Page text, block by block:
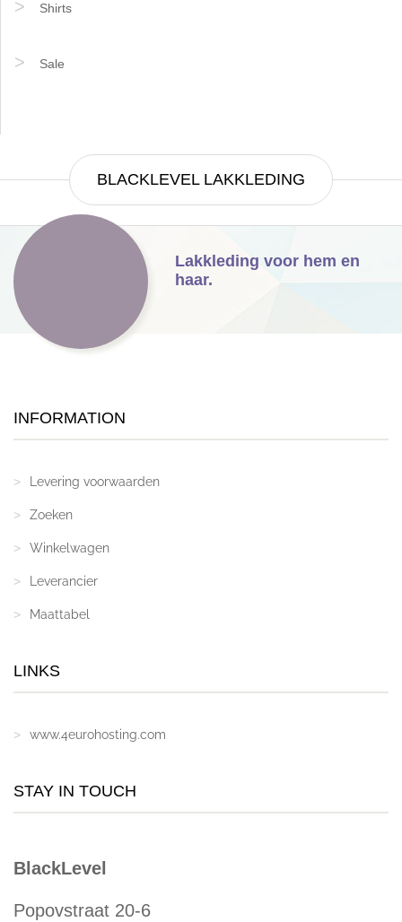
Shirts
Sale
BLACKLEVEL LAKKLEDING
Lakkleding voor hem en
haar.
INFORMATION
Levering voorwaarden
Zoeken
Winkelwagen
Leverancier
Maattabel
LINKS
www.4eurohosting.com
STAY IN TOUCH
BlackLevel
Popovstraat 20-6